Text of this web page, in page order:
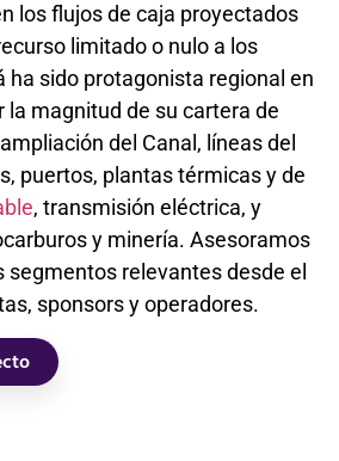
los flujos de caja proyectados
limitado o nulo a los
ha sido protagonista regional en
la magnitud de su cartera de
del Canal, líneas del
puertos, plantas térmicas y de
, transmisión eléctrica, y
y minería. Asesoramos
segmentos relevantes desde el
sponsors y operadores.